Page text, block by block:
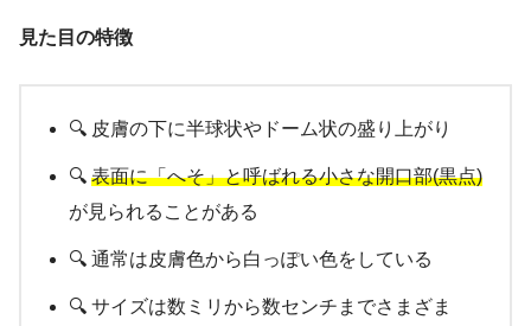
見た目の特徴
🔍 皮膚の下に半球状やドーム状の盛り上がり
🔍 表面に「へそ」と呼ばれる小さな開口部(黒点)
が見られることがある
🔍 通常は皮膚色から白っぽい色をしている
🔍 サイズは数ミリから数センチまでさまざま